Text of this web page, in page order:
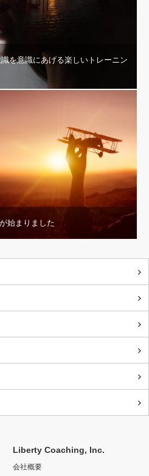
を意識にあげる楽しいトレーニン
始まりました
Liberty Coaching, Inc.
会社概要